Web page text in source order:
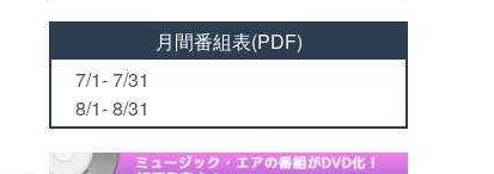
月間番組表(PDF)
7/1- 7/31
8/1- 8/31